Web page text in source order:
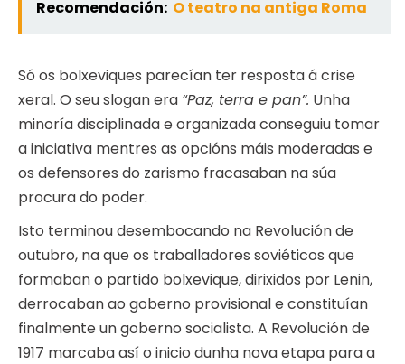
Recomendación: O teatro na antiga Roma
Só os bolxeviques parecían ter resposta á crise
xeral. O seu slogan era “Paz, terra e pan”. Unha
minoría disciplinada e organizada conseguiu tomar
a iniciativa mentres as opcións máis moderadas e
os defensores do zarismo fracasaban na súa
procura do poder.
Isto terminou desembocando na Revolución de
outubro, na que os traballadores soviéticos que
formaban o partido bolxevique, dirixidos por Lenin,
derrocaban ao goberno provisional e constituían
finalmente un goberno socialista. A Revolución de
1917 marcaba así o inicio dunha nova etapa para a